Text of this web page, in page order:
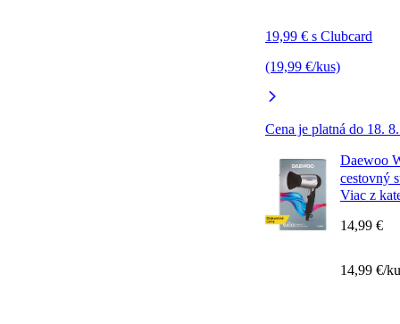
19,99 € s Clubcard
(19,99 €/kus)
Cena je platná do 18.
Daewoo
cestovný
Viac z
14,99 €
14,99 €/